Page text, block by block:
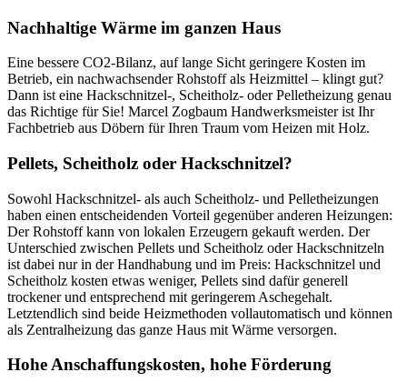
Nachhaltige Wärme im ganzen Haus
Eine bessere CO2-Bilanz, auf lange Sicht geringere Kosten im
Betrieb, ein nachwachsender Rohstoff als Heizmittel – klingt gut?
Dann ist eine Hackschnitzel-, Scheitholz- oder Pelletheizung genau
das Richtige für Sie! Marcel Zogbaum Handwerksmeister ist Ihr
Fachbetrieb aus Döbern für Ihren Traum vom Heizen mit Holz.
Pellets, Scheitholz oder Hackschnitzel?
Sowohl Hackschnitzel- als auch Scheitholz- und Pelletheizungen
haben einen entscheidenden Vorteil gegenüber anderen Heizungen:
Der Rohstoff kann von lokalen Erzeugern gekauft werden. Der
Unterschied zwischen Pellets und Scheitholz oder Hackschnitzeln
ist dabei nur in der Handhabung und im Preis: Hackschnitzel und
Scheitholz kosten etwas weniger, Pellets sind dafür generell
trockener und entsprechend mit geringerem Aschegehalt.
Letztendlich sind beide Heizmethoden vollautomatisch und können
als Zentralheizung das ganze Haus mit Wärme versorgen.
Hohe Anschaffungskosten, hohe Förderung